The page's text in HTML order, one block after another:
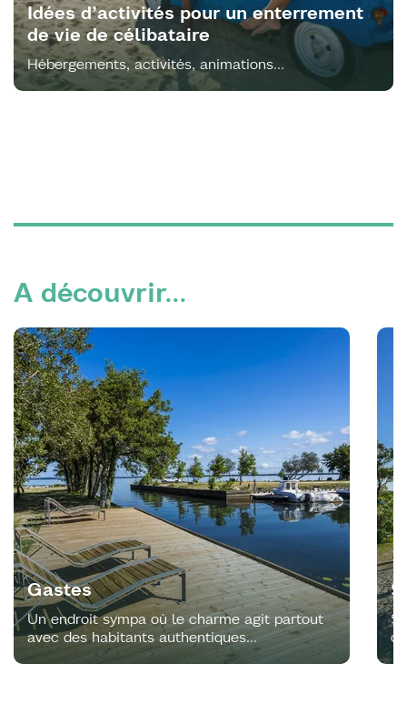
Idées d’activités pour un enterrement
de vie de célibataire
Hébergements, activités, animations...
A découvrir...
Gastes
Un endroit sympa où le charme agit partout
avec des habitants authentiques...